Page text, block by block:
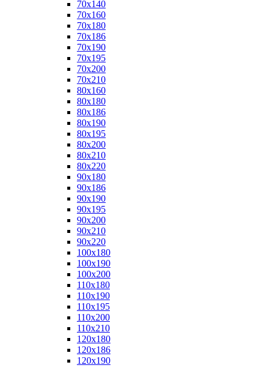
70x140
70x160
70x180
70x186
70x190
70x195
70x200
70x210
80x160
80x180
80x186
80x190
80x195
80x200
80x210
80x220
90x180
90x186
90x190
90x195
90x200
90x210
90x220
100x180
100x190
100x200
110x180
110x190
110x195
110x200
110x210
120x180
120x186
120x190